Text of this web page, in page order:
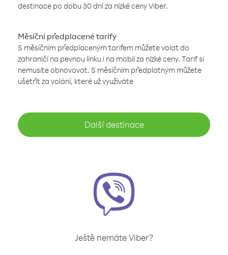
destinace po dobu 30 dní za nízké ceny Viber.
Měsíční předplacené tarify
S měsíčním předplaceným tarifem můžete volat do
zahraničí na pevnou linku i na mobil za nízké ceny. Tarif si
nemusíte obnovovat. S měsíčním předplatným můžete
ušetřit za volání, které už využíváte
Další destinace
Ještě nemáte Viber?